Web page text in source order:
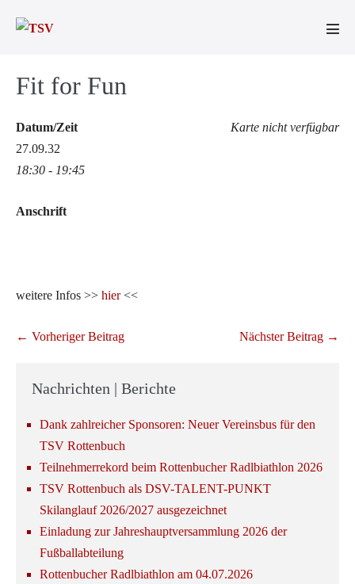
Inhalt
Fit for Fun
Karte nicht verfügbar
Datum/Zeit
27.09.32
18:30 - 19:45
Anschrift
weitere Infos >> hier<<
Beitragsnavigation
← Vorheriger Beitrag Nächster Beitrag →
Nachrichten | Berichte
Dank zahlreicher Sponsoren: Neuer Vereinsbus für den
TSV Rottenbuch
Teilnehmerrekord beim Rottenbucher Radlbiathlon 2026
TSV Rottenbuch als DSV-TALENT-PUNKT
Skilanglauf 2026/2027 ausgezeichnet
Einladung zur Jahreshauptversammlung 2026 der
Fußballabteilung
Rottenbucher Radlbiathlon am 04.07.2026